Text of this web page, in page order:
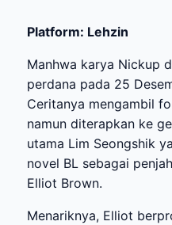
Platform: Lehzin
Manhwa karya Nickup
perdana pada 25
Ceritanya mengambil
namun diterapkan ke
utama Lim Seongshik
novel BL sebagai
Elliot Brown.
Menariknya, Elliot